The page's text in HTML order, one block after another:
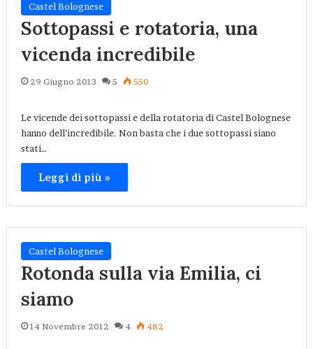
Castel Bolognese
Sottopassi e rotatoria, una
vicenda incredibile
29 Giugno 2013 5 550
Le vicende dei sottopassi e della rotatoria di Castel Bolognese
hanno dell’incredibile. Non basta che i due sottopassi siano
stati…
Leggi di più »
Castel Bolognese
Rotonda sulla via Emilia, ci
siamo
14 Novembre 2012 4 482